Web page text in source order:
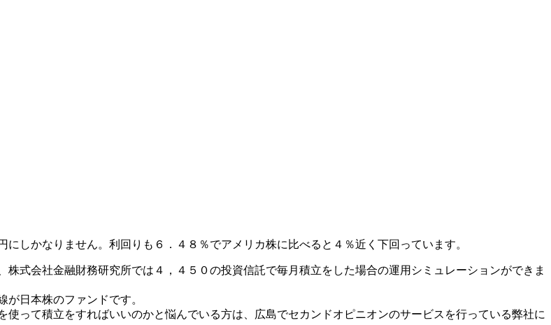
しかなりません。利回りも６．４８％でアメリカ株に比べると４％近く下回っています。
式会社金融財務研究所では４，４５０の投資信託で毎月積立をした場合の運用シミュレーションができま
日本株のファンドです。
って積立をすればいいのかと悩んでいる方は、広島でセカンドオピニオンのサービスを行っている弊社に